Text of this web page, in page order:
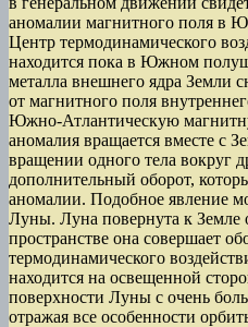
аномалии магнитного поля в
Центр термодинамического
находится пока в Южном
металла внешнего ядра Земли
от магнитного поля
Южно-Атлантическую
аномалия вращается вместе с
вращении одного тела вокруг
дополнительный оборот,
аномалии. Подобное явление
Луны. Луна повернута к Земле
пространстве она совершает
термодинамического
находится на освещенной
поверхности Луны с очень
отражая все особенности